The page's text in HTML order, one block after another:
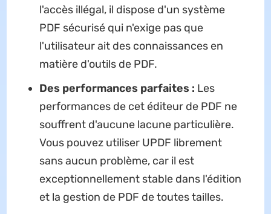
l'accès illégal, il dispose d'un système
PDF sécurisé qui n'exige pas que
l'utilisateur ait des connaissances en
matière d'outils de PDF.
Des performances parfaites : Les
performances de cet éditeur de PDF ne
souffrent d'aucune lacune particulière.
Vous pouvez utiliser UPDF librement
sans aucun problème, car il est
exceptionnellement stable dans l'édition
et la gestion de PDF de toutes tailles.